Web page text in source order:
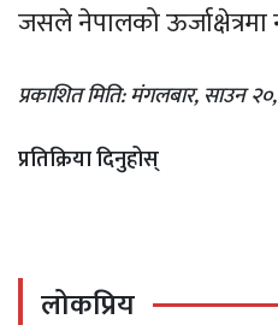
जसले नेपालको ऊर्जाक्षेत्रमा
प्रकाशित मिति: मंगलबार, साउन
प्रतिक्रिया दिनुहोस्
लोकप्रिय